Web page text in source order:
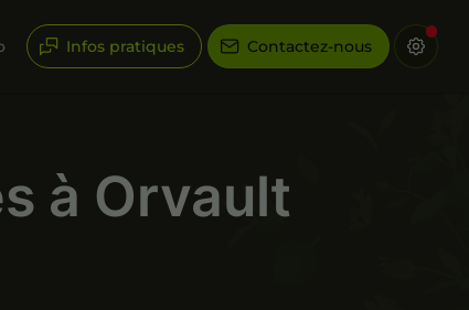
Infos pratiques Contactez-nous
à Orvault